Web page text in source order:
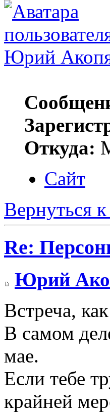
Юрий
Откуда:
Сайт
Вернуться
Re:
Юрий
Встреча,
В самом
мае.
Если тебе
крайней